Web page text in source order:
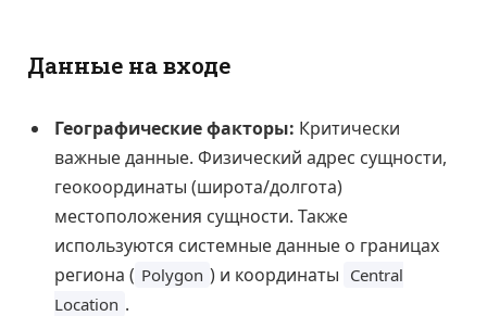
Данные на входе
Географические факторы: Критически
важные данные. Физический адрес сущности,
геокоординаты (широта/долгота)
местоположения сущности. Также
используются системные данные о границах
региона ( Polygon ) и координаты Central
Location .